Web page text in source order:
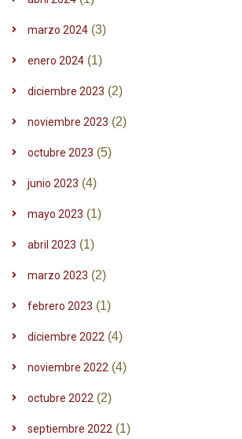
marzo 2024 (3)
enero 2024 (1)
diciembre 2023 (2)
noviembre 2023 (2)
octubre 2023 (5)
junio 2023 (4)
mayo 2023 (1)
abril 2023 (1)
marzo 2023 (2)
febrero 2023 (1)
diciembre 2022 (4)
noviembre 2022 (4)
octubre 2022 (2)
septiembre 2022 (1)